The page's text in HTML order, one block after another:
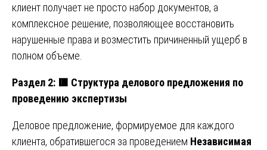
клиент получает не просто набор документов, а
комплексное решение, позволяющее восстановить
нарушенные права и возместить причиненный ущерб в
полном объеме.
Раздел 2: 🟥 Структура делового предложения по
проведению экспертизы
Деловое предложение, формируемое для каждого
клиента, обратившегося за проведением Независимая